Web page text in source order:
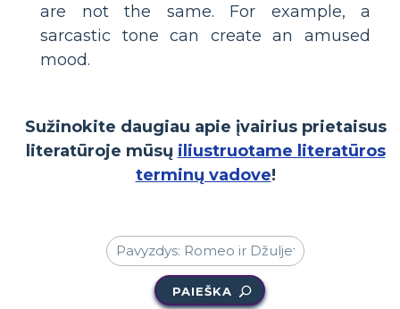
are not the same. For example, a
sarcastic tone can create an amused
mood.
Sužinokite daugiau apie įvairius prietaisus
literatūroje mūsų iliustruotame literatūros
terminų vadove!
PAIEŠKA